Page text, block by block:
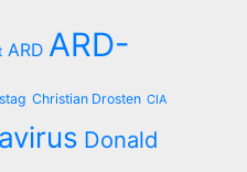
ARD ARD-
Christian Drosten CIA
Donald